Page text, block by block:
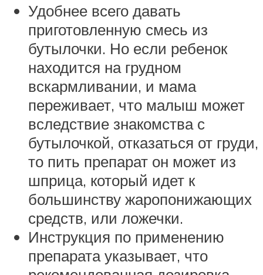
Удобнее всего давать
приготовленную смесь из
бутылочки. Но если ребенок
находится на грудном
вскармливании, и мама
переживает, что малыш может
вследствие знакомства с
бутылочкой, отказаться от груди,
то пить препарат он может из
шприца, который идет к
большинству жаропонижающих
средств, или ложечки.
Инструкция по применению
препарата указывает, что